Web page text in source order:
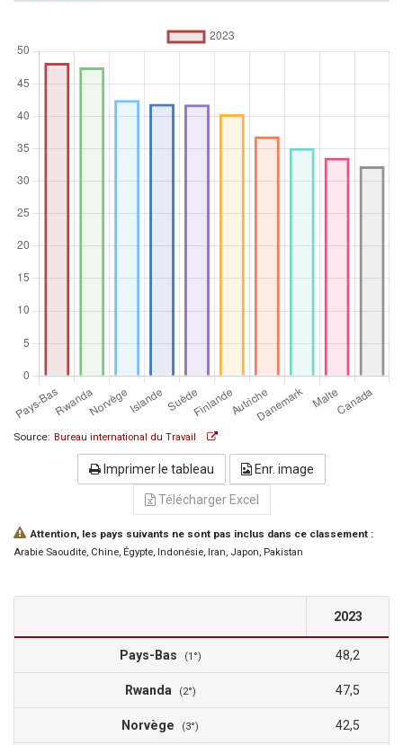
Opérateur
d’agrégation
Source: Bureau international du Travail
Imprimer le tableau Enr. image
Télécharger Excel
Attention, les pays suivants ne sont pas inclus dans ce classement :
Arabie Saoudite, Chine, Égypte, Indonésie, Iran, Japon, Pakistan
2023
Pays-Bas (1°) 48,2
Rwanda (2°) 47,5
Norvège (3°) 42,5